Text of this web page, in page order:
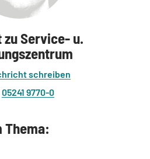
Service- u.
schreiben
05241 9770-0
Thema: